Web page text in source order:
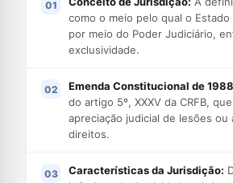
como o meio pelo qual o
por meio do Poder Judiciário,
exclusividade.
Emenda Constitucional de
do artigo 5º, XXXV da CRFB,
apreciação judicial de lesões ou
direitos.
Características da Jurisdição: